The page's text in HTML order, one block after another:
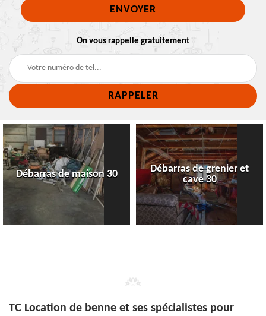
On vous rappelle gratuitement
Débarras de maison 30
Débarras de grenier et
cave 30
TC Location de benne et ses spécialistes pour